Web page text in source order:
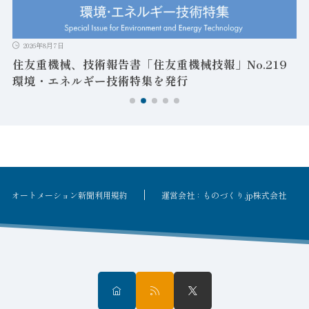
2026年8月7日
住友重機械、技術報告書「住友重機械技報」No.219
環境・エネルギー技術特集を発行
オートメーション新聞利用規約 運営会社：ものづくり.jp株式会社